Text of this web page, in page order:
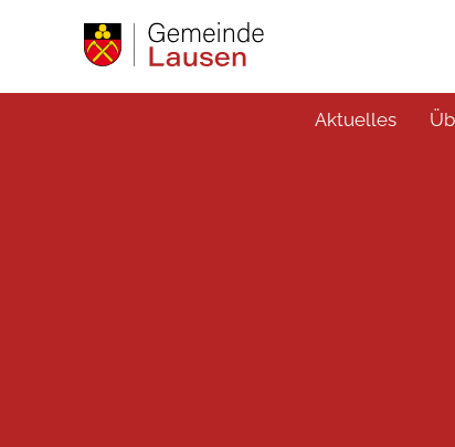
Aktuelles